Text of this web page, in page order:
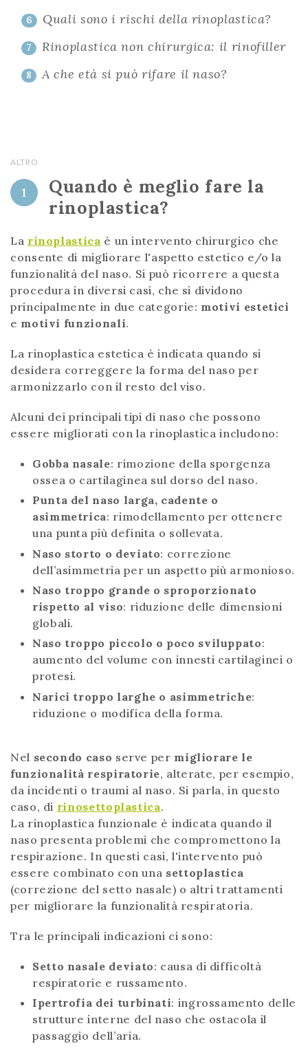
6 Quali sono i rischi della rinoplastica?
7 Rinoplastica non chirurgica: il rinofiller
8 A che età si può rifare il naso?
ALTRO
1
Quando è meglio fare la
rinoplastica?
La rinoplastica è un intervento chirurgico che
consente di migliorare l'aspetto estetico e/o la
funzionalità del naso. Si può ricorrere a questa
procedura in diversi casi, che si dividono
principalmente in due categorie: motivi estetici
e motivi funzionali.
La rinoplastica estetica è indicata quando si
desidera correggere la forma del naso per
armonizzarlo con il resto del viso.
Alcuni dei principali tipi di naso che possono
essere migliorati con la rinoplastica includono:
Gobba nasale: rimozione della sporgenza
ossea o cartilaginea sul dorso del naso.
Punta del naso larga, cadente o
asimmetrica: rimodellamento per ottenere
una punta più definita o sollevata.
Naso storto o deviato: correzione
dell’asimmetria per un aspetto più armonioso.
Naso troppo grande o sproporzionato
rispetto al viso: riduzione delle dimensioni
globali.
Naso troppo piccolo o poco sviluppato:
aumento del volume con innesti cartilaginei o
protesi.
Narici troppo larghe o asimmetriche:
riduzione o modifica della forma.
Nel secondo caso serve per migliorare le
funzionalità respiratorie, alterate, per esempio,
da incidenti o traumi al naso. Si parla, in questo
caso, di rinosettoplastica.
La rinoplastica funzionale è indicata quando il
naso presenta problemi che compromettono la
respirazione. In questi casi, l'intervento può
essere combinato con una settoplastica
(correzione del setto nasale) o altri trattamenti
per migliorare la funzionalità respiratoria.
Tra le principali indicazioni ci sono:
Setto nasale deviato: causa di difficoltà
respiratorie e russamento.
Ipertrofia dei turbinati: ingrossamento delle
strutture interne del naso che ostacola il
passaggio dell’aria.